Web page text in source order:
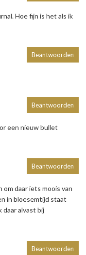
Hoe fijn is het als ik
Beantwoorden
een nieuw bullet
Beantwoorden
daar iets moois van
in bloesemtijd staat
daar alvast bij
Beantwoorden
Beantwoorden